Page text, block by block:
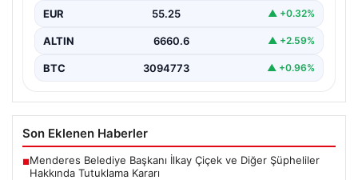
Ankara Batı Cumhuriyet Başsavcılığı tarafından
yürütülen kapsamlı soruşturma kapsamında Etimesgut
EUR 55.25 ▲ +0.32%
ALTIN 6660.6 ▲ +2.59%
BTC 3094773 ▲ +0.96%
Son Eklenen Haberler
■Menderes Belediye Başkanı İlkay Çiçek ve Diğer Şüpheliler
Hakkında Tutuklama Kararı